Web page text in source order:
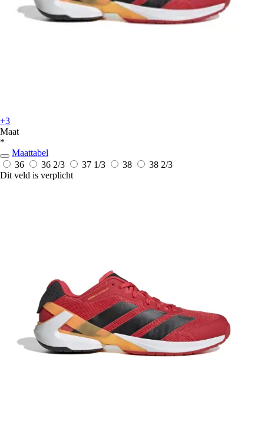
+3
Maat
*
Maattabel
36
36 2/3 37 1/3 38
38 2/3
Dit veld is verplicht